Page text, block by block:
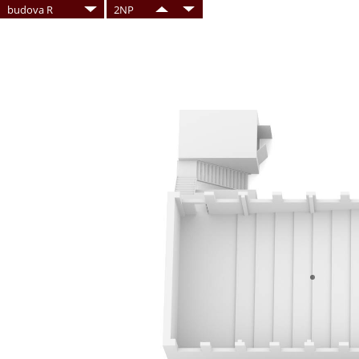
budova R 2NP